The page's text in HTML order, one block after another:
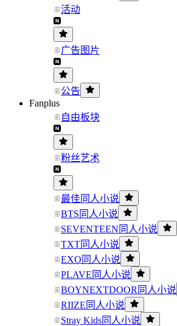
活动
广告图片
公告
Fanplus
自由板块
粉丝艺术
最佳同人小说
BTS同人小说
SEVENTEEN同人小说
TXT同人小说
EXO同人小说
PLAVE同人小说
BOYNEXTDOOR同人小说
RIIZE同人小说
Stray Kids同人小说